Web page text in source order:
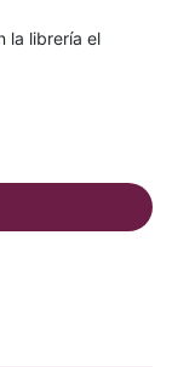
la librería el